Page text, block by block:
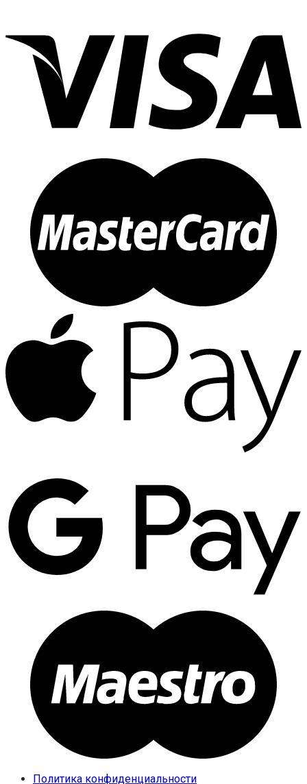
Политика конфиденциальности